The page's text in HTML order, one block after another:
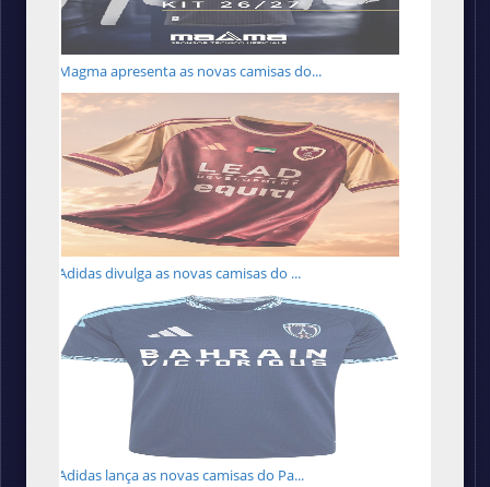
Magma apresenta as novas camisas do...
Adidas divulga as novas camisas do ...
Adidas lança as novas camisas do Pa...